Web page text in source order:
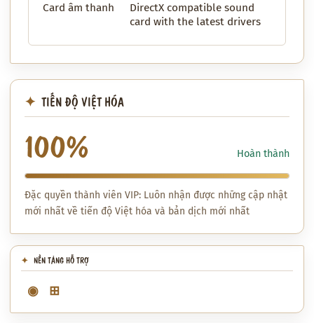
Card âm thanh
DirectX compatible sound
card with the latest drivers
TIẾN ĐỘ VIỆT HÓA
100% Hoàn thành
Đặc quyền thành viên VIP: Luôn nhận được những cập nhật
mới nhất về tiến độ Việt hóa và bản dịch mới nhất
NỀN TẢNG HỖ TRỢ
◉ ⊞